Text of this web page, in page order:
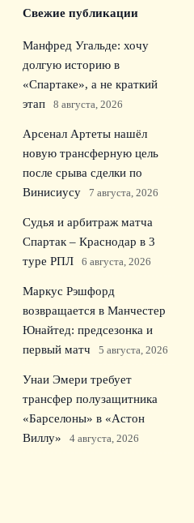
Свежие публикации
Манфред Угальде: хочу
долгую историю в
«Спартаке», а не краткий
этап
8 августа, 2026
Арсенал Артеты нашёл
новую трансферную цель
после срыва сделки по
Винисиусу
7 августа, 2026
Судья и арбитраж матча
Спартак – Краснодар в 3
туре РПЛ
6 августа, 2026
Маркус Рэшфорд
возвращается в Манчестер
Юнайтед: предсезонка и
первый матч
5 августа, 2026
Унаи Эмери требует
трансфер полузащитника
«Барселоны» в «Астон
Виллу»
4 августа, 2026